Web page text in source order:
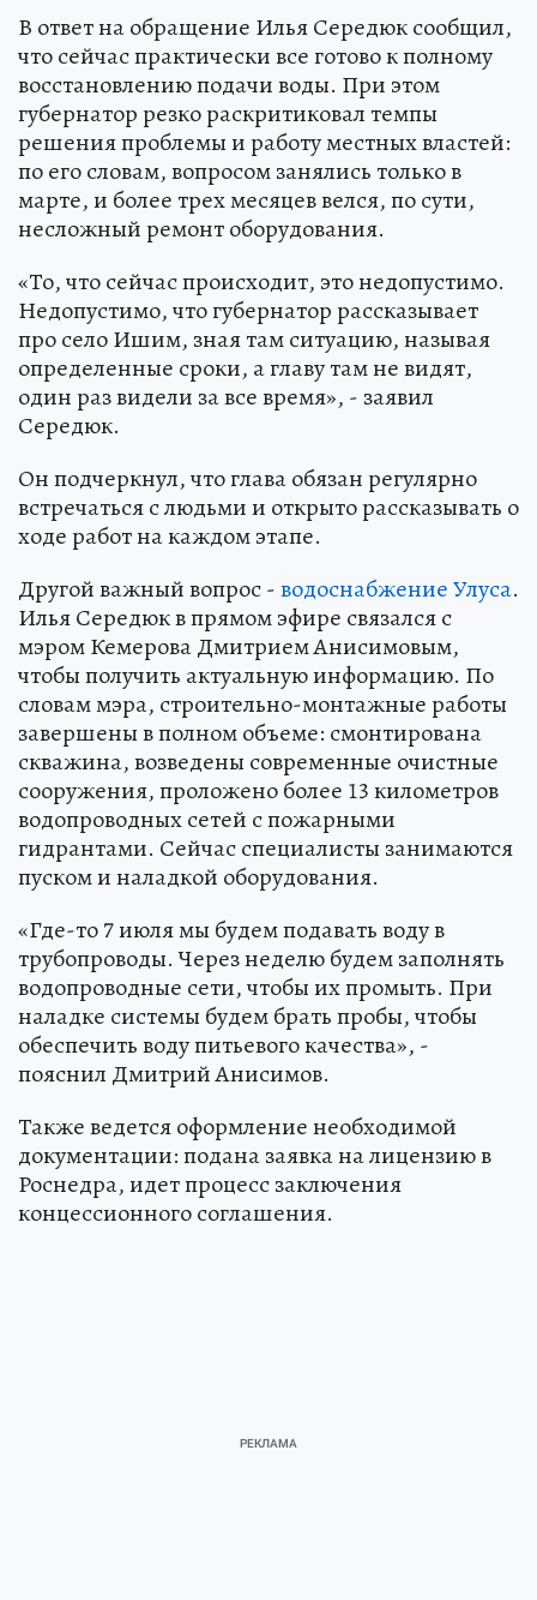
В ответ на обращение Илья Середюк сообщил,
что сейчас практически все готово к полному
восстановлению подачи воды. При этом
губернатор резко раскритиковал темпы
решения проблемы и работу местных властей:
по его словам, вопросом занялись только в
марте, и более трех месяцев велся, по сути,
несложный ремонт оборудования.
«То, что сейчас происходит, это недопустимо.
Недопустимо, что губернатор рассказывает
про село Ишим, зная там ситуацию, называя
определенные сроки, а главу там не видят,
один раз видели за все время», - заявил
Середюк.
Он подчеркнул, что глава обязан регулярно
встречаться с людьми и открыто рассказывать о
ходе работ на каждом этапе.
Другой важный вопрос -водоснабжение Улуса.
Илья Середюк в прямом эфире связался с
мэром Кемерова Дмитрием Анисимовым,
чтобы получить актуальную информацию. По
словам мэра, строительно-монтажные работы
завершены в полном объеме: смонтирована
скважина, возведены современные очистные
сооружения, проложено более 13 километров
водопроводных сетей с пожарными
гидрантами. Сейчас специалисты занимаются
пуском и наладкой оборудования.
«Где-то 7 июля мы будем подавать воду в
трубопроводы. Через неделю будем заполнять
водопроводные сети, чтобы их промыть. При
наладке системы будем брать пробы, чтобы
обеспечить воду питьевого качества», -
пояснил Дмитрий Анисимов.
Также ведется оформление необходимой
документации: подана заявка на лицензию в
Роснедра, идет процесс заключения
концессионного соглашения.